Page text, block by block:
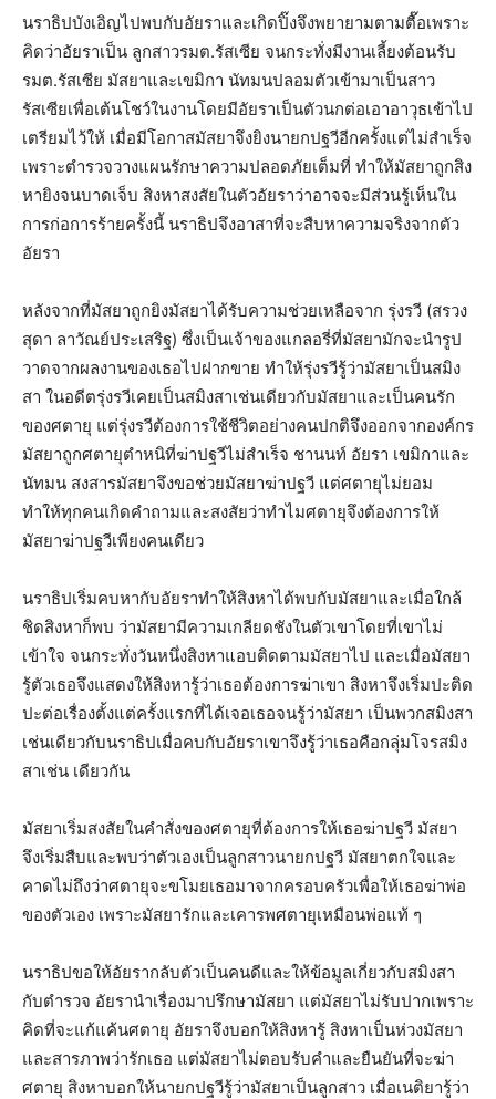
นราธิปบังเอิญไปพบกับอัยราและเกิดปิ๊งจึงพยายามตามตื๊อเพราะ
คิดว่าอัยราเป็น ลูกสาวรมต.รัสเซีย จนกระทั่งมีงานเลี้ยงต้อนรับ
รมต.รัสเซีย มัสยาและเขมิกา นัทมนปลอมตัวเข้ามาเป็นสาว
รัสเซียเพื่อเต้นโชว์ในงานโดยมีอัยราเป็นตัวนกต่อเอาอาวุธเข้าไป
เตรียมไว้ให้ เมื่อมีโอกาสมัสยาจึงยิงนายกปฐวีอีกครั้งแต่ไม่สำเร็จ
เพราะตำรวจวางแผนรักษาความปลอดภัยเต็มที่ ทำให้มัสยาถูกสิง
หายิงจนบาดเจ็บ สิงหาสงสัยในตัวอัยราว่าอาจจะมีส่วนรู้เห็นใน
การก่อการร้ายครั้งนี้ นราธิปจึงอาสาที่จะสืบหาความจริงจากตัว
อัยรา
หลังจากที่มัสยาถูกยิงมัสยาได้รับความช่วยเหลือจาก รุ่งรวี (สรวง
สุดา ลาวัณย์ประเสริฐ) ซึ่งเป็นเจ้าของแกลอรี่ที่มัสยามักจะนำรูป
วาดจากผลงานของเธอไปฝากขาย ทำให้รุ่งรวีรู้ว่ามัสยาเป็นสมิง
สา ในอดีตรุ่งรวีเคยเป็นสมิงสาเช่นเดียวกับมัสยาและเป็นคนรัก
ของศตายุ แต่รุ่งรวีต้องการใช้ชีวิตอย่างคนปกติจึงออกจากองค์กร
มัสยาถูกศตายุตำหนิที่ฆ่าปฐวีไม่สำเร็จ ชานนท์ อัยรา เขมิกาและ
นัทมน สงสารมัสยาจึงขอช่วยมัสยาฆ่าปฐวี แต่ศตายุไม่ยอม
ทำให้ทุกคนเกิดคำถามและสงสัยว่าทำไมศตายุจึงต้องการให้
มัสยาฆ่าปฐวีเพียงคนเดียว
นราธิปเริ่มคบหากับอัยราทำให้สิงหาได้พบกับมัสยาและเมื่อใกล้
ชิดสิงหาก็พบ ว่ามัสยามีความเกลียดชังในตัวเขาโดยที่เขาไม่
เข้าใจ จนกระทั่งวันหนึ่งสิงหาแอบติดตามมัสยาไป และเมื่อมัสยา
รู้ตัวเธอจึงแสดงให้สิงหารู้ว่าเธอต้องการฆ่าเขา สิงหาจึงเริ่มปะติด
ปะต่อเรื่องตั้งแต่ครั้งแรกที่ได้เจอเธอจนรู้ว่ามัสยา เป็นพวกสมิงสา
เช่นเดียวกับนราธิปเมื่อคบกับอัยราเขาจึงรู้ว่าเธอคือกลุ่มโจรสมิง
สาเช่น เดียวกัน
มัสยาเริ่มสงสัยในคำสั่งของศตายุที่ต้องการให้เธอฆ่าปฐวี มัสยา
จึงเริ่มสืบและพบว่าตัวเองเป็นลูกสาวนายกปฐวี มัสยาตกใจและ
คาดไม่ถึงว่าศตายุจะขโมยเธอมาจากครอบครัวเพื่อให้เธอฆ่าพ่อ
ของตัวเอง เพราะมัสยารักและเคารพศตายุเหมือนพ่อแท้ ๆ
นราธิปขอให้อัยรากลับตัวเป็นคนดีและให้ข้อมูลเกี่ยวกับสมิงสา
กับตำรวจ อัยรานำเรื่องมาปรึกษามัสยา แต่มัสยาไม่รับปากเพราะ
คิดที่จะแก้แค้นศตายุ อัยราจึงบอกให้สิงหารู้ สิงหาเป็นห่วงมัสยา
และสารภาพว่ารักเธอ แต่มัสยาไม่ตอบรับคำและยืนยันที่จะฆ่า
ศตายุ สิงหาบอกให้นายกปฐวีรู้ว่ามัสยาเป็นลูกสาว เมื่อเนติยารู้ว่า